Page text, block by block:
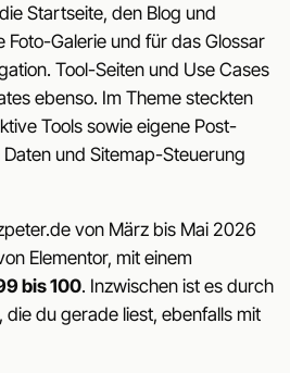
Startseite, den Blog und
Foto-Galerie und für das Glossar
Tool-Seiten und Use Cases
ebenso. Im Theme steckten
Tools sowie eigene Post-
und Sitemap-Steuerung
von März bis Mai 2026
Elementor, mit einem
bis 100. Inzwischen ist es durch
du gerade liest, ebenfalls mit